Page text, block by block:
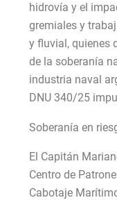
hidrovía y el
gremiales y
y fluvial, quienes
de la soberanía
industria naval
DNU 340/25
Soberanía en
El Capitán
Centro de
Cabotaje